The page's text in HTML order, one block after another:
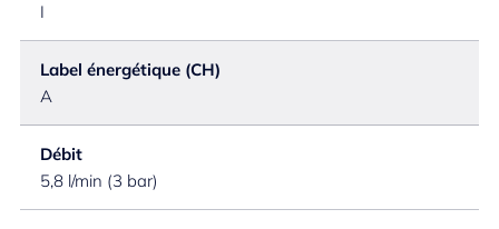
I
Label énergétique (CH)
A
Débit
5,8 l/min (3 bar)